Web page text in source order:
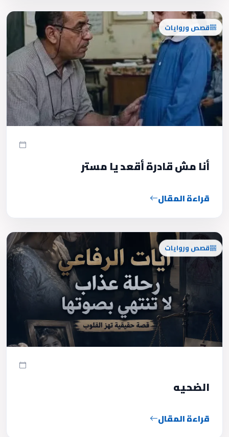
قصص وروايات
أنا مش قادرة أقعد يا مستر
قراءة المقال
قصص وروايات
الضحيه
قراءة المقال